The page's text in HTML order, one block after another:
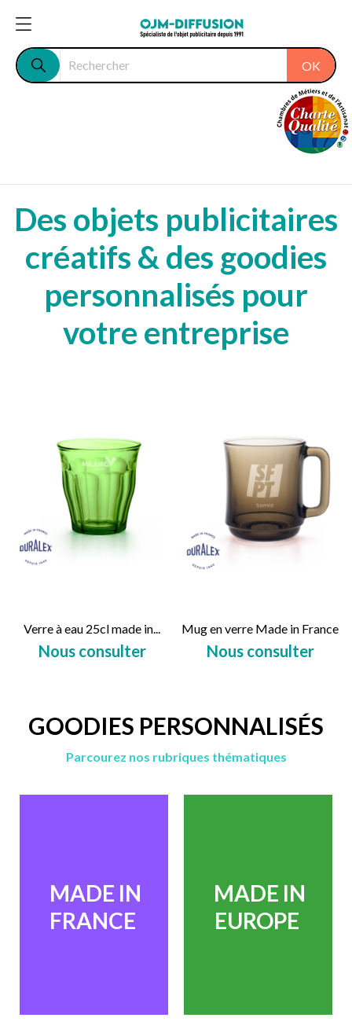
OK
Des objets publicitaires
créatifs & des goodies
personnalisés pour
votre entreprise
Verre à eau 25cl made in...
Nous consulter
Mug en verre Made in France
Nous consulter
GOODIES PERSONNALISÉS
Parcourez nos rubriques thématiques
MADE IN
FRANCE
MADE IN
EUROPE